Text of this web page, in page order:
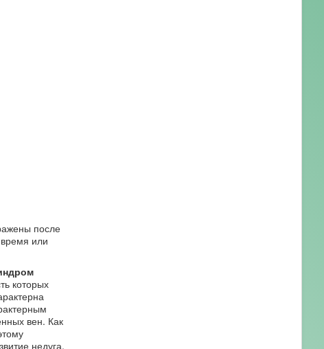
после
или
которых
вен. Как
недуга.